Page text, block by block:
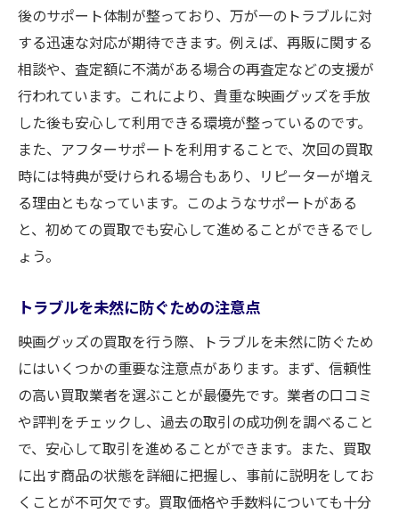
後のサポート体制が整っており、万が一のトラブルに対
する迅速な対応が期待できます。例えば、再販に関する
相談や、査定額に不満がある場合の再査定などの支援が
行われています。これにより、貴重な映画グッズを手放
した後も安心して利用できる環境が整っているのです。
また、アフターサポートを利用することで、次回の買取
時には特典が受けられる場合もあり、リピーターが増え
る理由ともなっています。このようなサポートがある
と、初めての買取でも安心して進めることができるでし
ょう。
トラブルを未然に防ぐための注意点
映画グッズの買取を行う際、トラブルを未然に防ぐため
にはいくつかの重要な注意点があります。まず、信頼性
の高い買取業者を選ぶことが最優先です。業者の口コミ
や評判をチェックし、過去の取引の成功例を調べること
で、安心して取引を進めることができます。また、買取
に出す商品の状態を詳細に把握し、事前に説明をしてお
くことが不可欠です。買取価格や手数料についても十分